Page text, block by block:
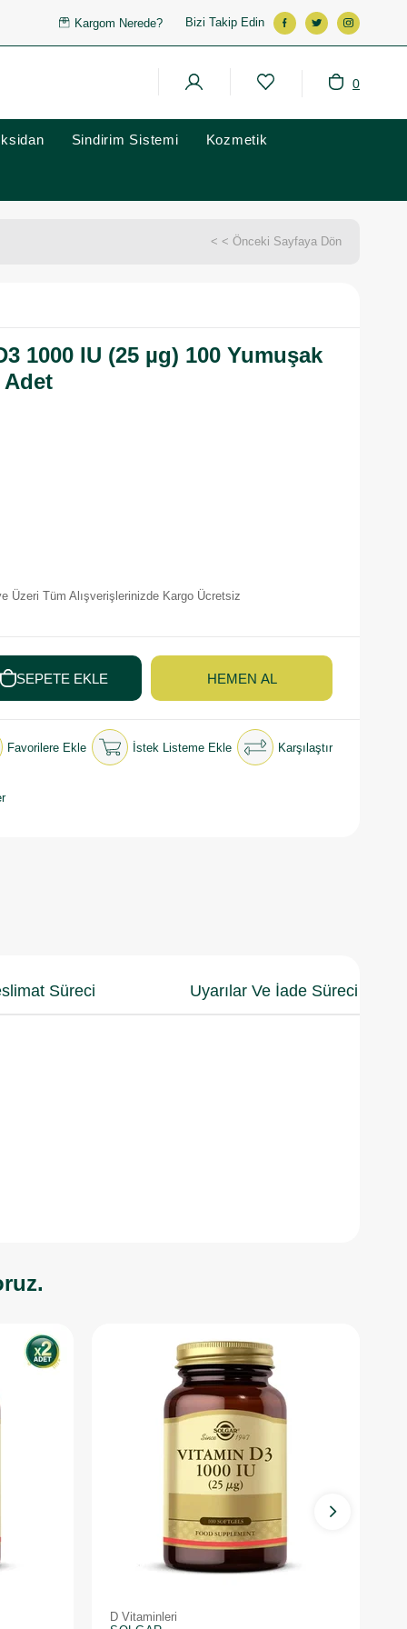
Kargom Nerede? Bizi Takip Edin
0
Sindirim Sistemi Kozmetik
< < Önceki Sayfaya Dön
1000 IU (25 µg) 100 Yumuşak
Üzeri Tüm Alışverişlerinizde Kargo Ücretsiz
Favorilere Ekle İstek Listeme Ekle Karşılaştır
Süreci Uyarılar Ve İade Süreci
D Vitaminleri